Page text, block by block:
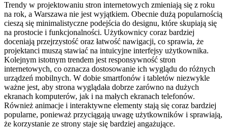
Trendy w projektowaniu stron internetowych zmieniają się z roku
na rok, a Warszawa nie jest wyjątkiem. Obecnie dużą popularnością
cieszą się minimalistyczne podejścia do designu, które skupiają się
na prostocie i funkcjonalności. Użytkownicy coraz bardziej
doceniają przejrzystość oraz łatwość nawigacji, co sprawia, że
projektanci muszą stawiać na intuicyjne interfejsy użytkownika.
Kolejnym istotnym trendem jest responsywność stron
internetowych, co oznacza dostosowanie ich wyglądu do różnych
urządzeń mobilnych. W dobie smartfonów i tabletów niezwykle
ważne jest, aby strona wyglądała dobrze zarówno na dużych
ekranach komputerów, jak i na małych ekranach telefonów.
Również animacje i interaktywne elementy stają się coraz bardziej
popularne, ponieważ przyciągają uwagę użytkowników i sprawiają,
że korzystanie ze strony staje się bardziej angażujące.